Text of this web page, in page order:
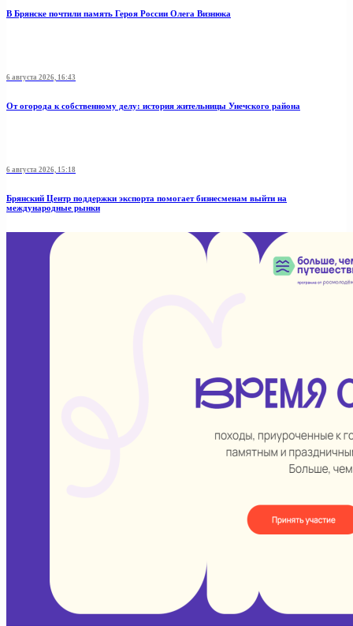
В Брянске почтили память Героя России Олега Визнюка
6 августа 2026, 16:43
От огорода к собственному делу: история жительницы Унечского района
6 августа 2026, 15:18
Брянский Центр поддержки экспорта помогает бизнесменам выйти на
международные рынки